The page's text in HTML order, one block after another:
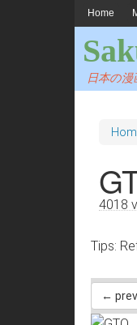
Home
日本の漫
4018
Tips:
←